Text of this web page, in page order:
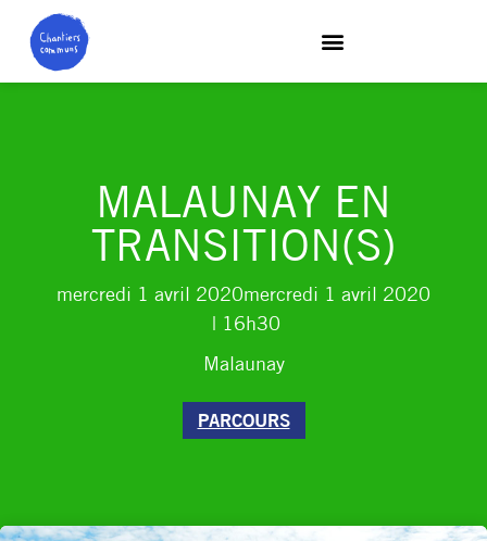
MALAUNAY EN
TRANSITION(S)
mercredi 1 avril 2020mercredi 1 avril 2020
| 16h30
Malaunay
PARCOURS